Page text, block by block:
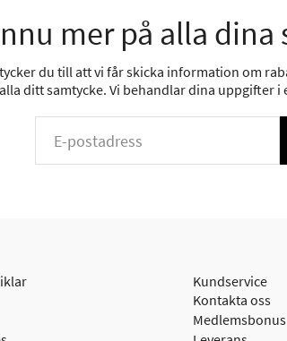
mer på alla
du till att vi får skicka information om
ditt samtycke. Vi behandlar dina uppgifter i
Kundservice
Kontakta oss
Medlemsbonus